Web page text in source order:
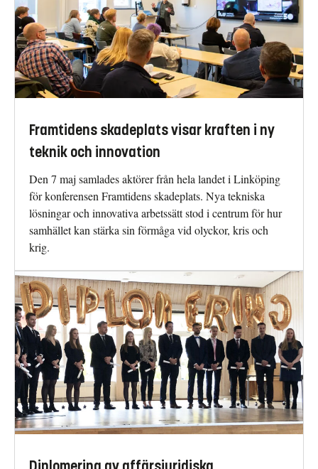
Framtidens skadeplats visar kraften i ny
teknik och innovation
Den 7 maj samlades aktörer från hela landet i Linköping
för konferensen Framtidens skadeplats. Nya tekniska
lösningar och innovativa arbetssätt stod i centrum för hur
samhället kan stärka sin förmåga vid olyckor, kris och
krig.